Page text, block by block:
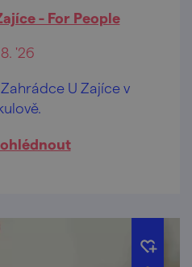
- For People
8. '26
U Zajíce v